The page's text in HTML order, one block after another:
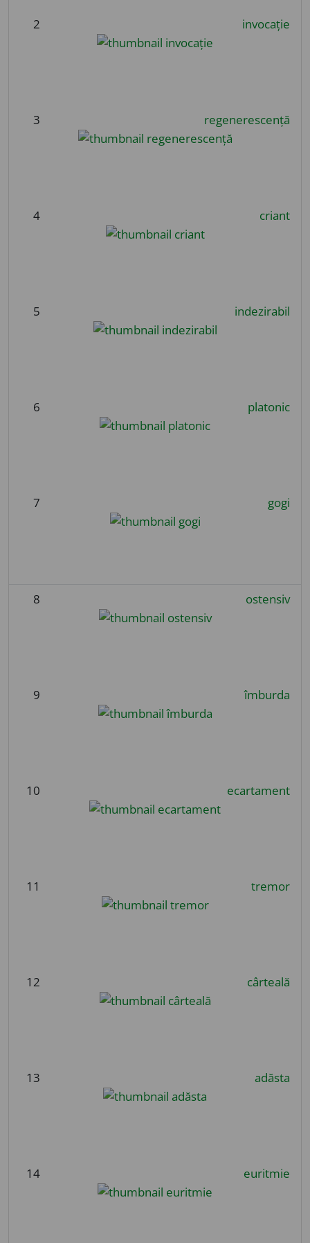
2 invocație
3 regenerescență
4 criant
5 indezirabil
6 platonic
7 gogi
8 ostensiv
9 îmburda
10 ecartament
11 tremor
12 cârteală
13 adăsta
14 euritmie